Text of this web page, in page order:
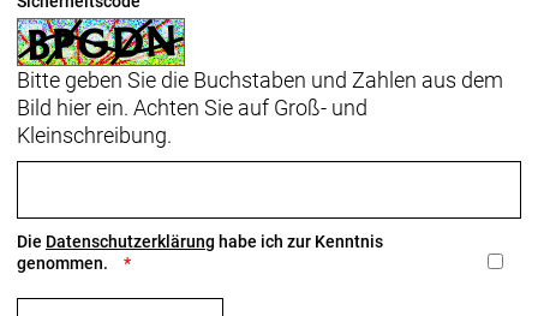
Bitte geben Sie die Buchstaben und Zahlen aus dem
Bild hier ein. Achten Sie auf Groß- und
Kleinschreibung.
Die Datenschutzerklärung habe ich zur Kenntnis
genommen.